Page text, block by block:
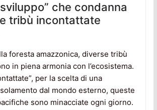
che condanna
tribù incontattate
foresta amazzonica, diverse tribù
in piena armonia con l’ecosistema.
per la scelta di una
dal mondo esterno, queste
sono minacciate ogni giorno.